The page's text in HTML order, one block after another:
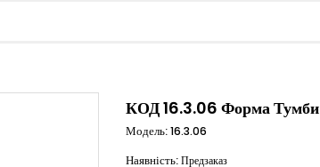
КОД 16.3.06 Форма Тумби
Модель:16.3.06
Наявність:Предзаказ